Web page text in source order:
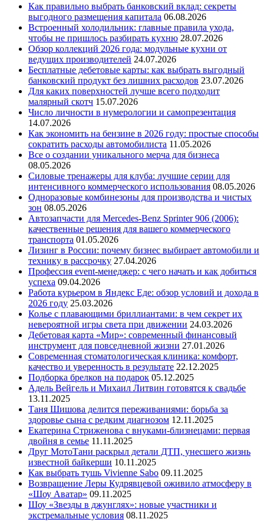
Как правильно выбрать банковский вклад: секреты
выгодного размещения капитала 06.08.2026
Встроенный холодильник: главные правила ухода,
чтобы не пришлось разбирать кухню 28.07.2026
Обзор коллекций 2026 года: модульные кухни от
ведущих производителей 24.07.2026
Бесплатные дебетовые карты: как выбрать выгодный
банковский продукт без лишних расходов 23.07.2026
Для каких поверхностей лучше всего подходит
малярный скотч 15.07.2026
Число личности в нумерологии и самопрезентация
14.07.2026
Как экономить на бензине в 2026 году: простые способы
сократить расходы автомобилиста 11.05.2026
Все о создании уникального мерча для бизнеса
08.05.2026
Силовые тренажеры для клуба: лучшие серии для
интенсивного коммерческого использования 08.05.2026
Одноразовые комбинезоны для производства и чистых
зон 08.05.2026
Автозапчасти для Mercedes-Benz Sprinter 906 (2006):
качественные решения для вашего коммерческого
транспорта 01.05.2026
Лизинг в России: почему бизнес выбирает автомобили и
технику в рассрочку 27.04.2026
Профессия event-менеджер: с чего начать и как добиться
успеха 09.04.2026
Работа курьером в Яндекс Еде: обзор условий и дохода в
2026 году 25.03.2026
Колье с плавающими бриллиантами: в чем секрет их
невероятной игры света при движении 24.03.2026
Дебетовая карта «Мир»: современный финансовый
инструмент для повседневной жизни 27.01.2026
Современная стоматологическая клиника: комфорт,
качество и уверенность в результате 22.12.2025
Подборка брелков на подарок 05.12.2025
Адель Вейгель и Михаил Литвин готовятся к свадьбе
13.11.2025
Таня Шишова делится переживаниями: борьба за
здоровье сына с редким диагнозом 12.11.2025
Екатерина Стриженова с внуками-близнецами: первая
двойня в семье 11.11.2025
Друг МотоТани раскрыл детали ДТП, унесшего жизнь
известной байкерши 10.11.2025
Как выбрать тушь Vivienne Sabo 09.11.2025
Возвращение Леры Кудрявцевой оживило атмосферу в
«Шоу Аватар» 09.11.2025
Шоу «Звезды в джунглях»: новые участники и
экстремальные условия 08.11.2025